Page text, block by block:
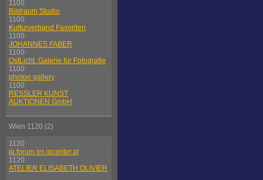
1100
Bildraum Studio
1100
Kulturverband Favoriten
1100
JOHANNES FABER
1100
OstLicht. Galerie für Fotografie
1100
photon gallery
1100
RESSLER KUNST
AUKTIONEN GmbH
Wien 1120 (2)
1120
ip.forum im ipcenter.at
1120
ATELIER ELISABETH OLIVIER